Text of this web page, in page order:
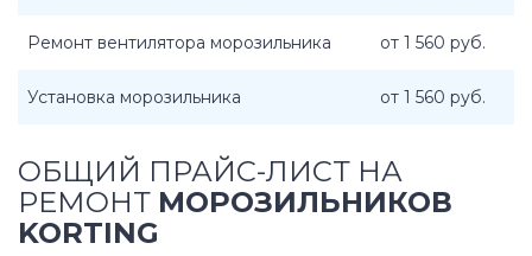
Ремонт вентилятора морозильника от 1 560 руб.
Установка морозильника от 1 560 руб.
ОБЩИЙ ПРАЙС-ЛИСТ НА
РЕМОНТ МОРОЗИЛЬНИКОВ
KORTING